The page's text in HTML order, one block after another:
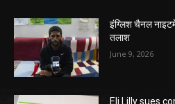
इंग्लिश चैनल
तलाश
June 9, 2026
Eli Lilly sues